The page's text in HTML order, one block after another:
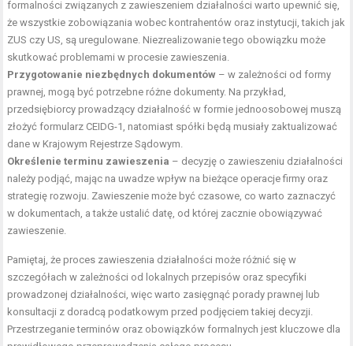
formalności związanych z zawieszeniem działalności warto upewnić się,
że wszystkie zobowiązania wobec kontrahentów oraz instytucji, takich jak
ZUS czy US, są uregulowane. Niezrealizowanie tego obowiązku może
skutkować problemami w procesie zawieszenia.
Przygotowanie niezbędnych dokumentów – w zależności od formy
prawnej, mogą być potrzebne różne dokumenty. Na przykład,
przedsiębiorcy prowadzący działalność w formie jednoosobowej muszą
złożyć formularz CEIDG-1, natomiast spółki będą musiały zaktualizować
dane w Krajowym Rejestrze Sądowym.
Określenie terminu zawieszenia – decyzję o zawieszeniu działalności
należy podjąć, mając na uwadze wpływ na bieżące operacje firmy oraz
strategię rozwoju. Zawieszenie może być czasowe, co warto zaznaczyć
w dokumentach, a także ustalić datę, od której zacznie obowiązywać
zawieszenie.
Pamiętaj, że proces zawieszenia działalności może różnić się w
szczegółach w zależności od lokalnych przepisów oraz specyfiki
prowadzonej działalności, więc warto zasięgnąć porady prawnej lub
konsultacji z doradcą podatkowym przed podjęciem takiej decyzji.
Przestrzeganie terminów oraz obowiązków formalnych jest kluczowe dla